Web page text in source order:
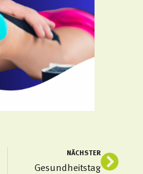
NÄCHSTER
Gesundheitstag